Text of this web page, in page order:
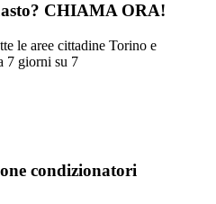
CHIAMA ORA!
le aree cittadine Torino e
7 giorni su 7
condizionatori